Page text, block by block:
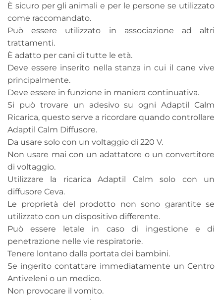
È sicuro per gli animali e per le persone se utilizzato
come raccomandato.
Può essere utilizzato in associazione ad altri
trattamenti.
È adatto per cani di tutte le età.
Deve essere inserito nella stanza in cui il cane vive
principalmente.
Deve essere in funzione in maniera continuativa.
Si può trovare un adesivo su ogni Adaptil Calm
Ricarica, questo serve a ricordare quando controllare
Adaptil Calm Diffusore.
Da usare solo con un voltaggio di 220 V.
Non usare mai con un adattatore o un convertitore
di voltaggio.
Utilizzare la ricarica Adaptil Calm solo con un
diffusore Ceva.
Le proprietà del prodotto non sono garantite se
utilizzato con un dispositivo differente.
Può essere letale in caso di ingestione e di
penetrazione nelle vie respiratorie.
Tenere lontano dalla portata dei bambini.
Se ingerito contattare immediatamente un Centro
Antiveleni o un medico.
Non provocare il vomito.